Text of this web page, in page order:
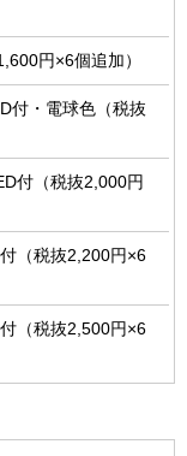
円×6個追加）
付・電球色（税抜
付（税抜2,000円
（税抜2,200円×6
（税抜2,500円×6